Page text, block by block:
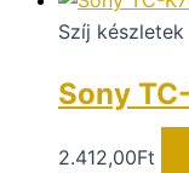
Szíj készletek
Sony
2.412,00Ft